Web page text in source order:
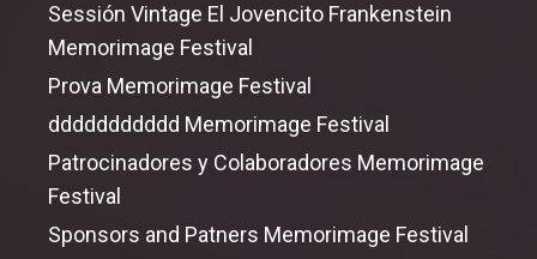
Sessión Vintage El Jovencito Frankenstein
Memorimage Festival
Prova Memorimage Festival
ddddddddddd Memorimage Festival
Patrocinadores y Colaboradores Memorimage
Festival
Sponsors and Patners Memorimage Festival